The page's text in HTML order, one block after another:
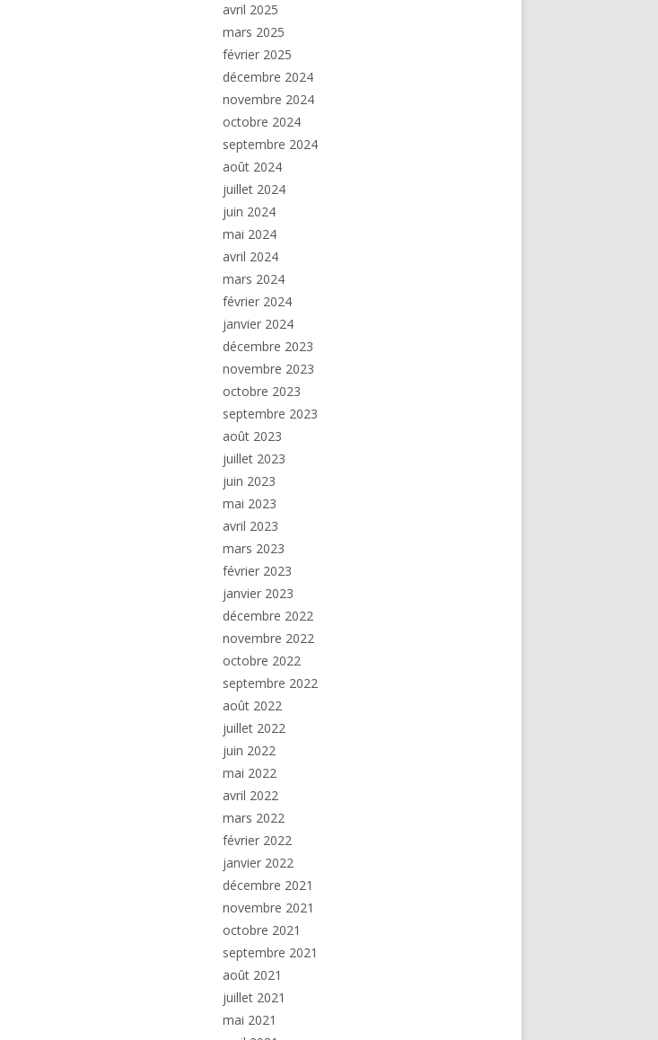
avril 2025
mars 2025
février 2025
décembre 2024
novembre 2024
octobre 2024
septembre 2024
août 2024
juillet 2024
juin 2024
mai 2024
avril 2024
mars 2024
février 2024
janvier 2024
décembre 2023
novembre 2023
octobre 2023
septembre 2023
août 2023
juillet 2023
juin 2023
mai 2023
avril 2023
mars 2023
février 2023
janvier 2023
décembre 2022
novembre 2022
octobre 2022
septembre 2022
août 2022
juillet 2022
juin 2022
mai 2022
avril 2022
mars 2022
février 2022
janvier 2022
décembre 2021
novembre 2021
octobre 2021
septembre 2021
août 2021
juillet 2021
mai 2021